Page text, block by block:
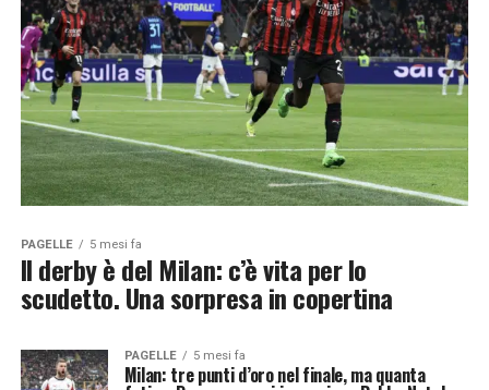
PAGELLE 5 mesi fa
Il derby è del Milan: c’è vita per lo
scudetto. Una sorpresa in copertina
PAGELLE 5 mesi fa
Milan: tre punti d’oro nel finale, ma quanta